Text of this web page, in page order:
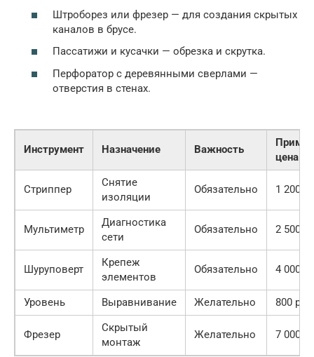
Штроборез или фрезер — для создания скрытых
каналов в брусе.
Пассатижи и кусачки — обрезка и скрутка.
Перфоратор с деревянными сверлами —
отверстия в стенах.
Инструмент Назначение Важность
цена
Стриппер
Снятие
изоляции
Обязательно 1 200
Мультиметр
Диагностика
сети
Обязательно 2 500
Шуруповерт
Крепеж
элементов
Обязательно 4 000
Уровень Выравнивание Желательно 800 руб
Фрезер
Скрытый
монтаж
Желательно 7 000